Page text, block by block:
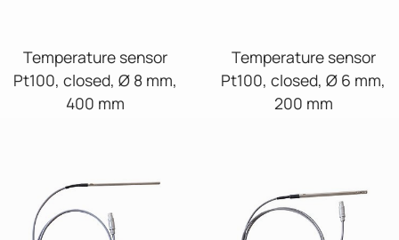
Temperature sensor
Pt100, closed, Ø 8 mm,
400 mm
Temperature sensor
Pt100, closed, Ø 6 mm,
200 mm